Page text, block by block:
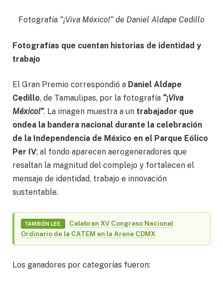
Fotografía “¡Viva México!” de Daniel Aldape Cedillo
Fotografías que cuentan historias de identidad y
trabajo
El Gran Premio correspondió a Daniel Aldape
Cedillo, de Tamaulipas, por la fotografía “¡Viva
México!”. La imagen muestra a un trabajador que
ondea la bandera nacional durante la celebración
de la Independencia de México en el Parque Eólico
Per IV; al fondo aparecen aerogeneradores que
resaltan la magnitud del complejo y fortalecen el
mensaje de identidad, trabajo e innovación
sustentable.
TAMBIÉN LEE.
Celebran XV Congreso Nacional
Ordinario de la CATEM en la Arena CDMX
Los ganadores por categorías fueron: